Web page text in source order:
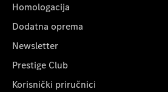
Homologacija
Dodatna oprema
Newsletter
Prestige Club
Korisnički priručnici